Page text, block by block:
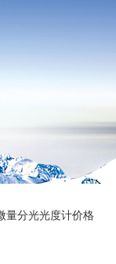
量分光光度计价格